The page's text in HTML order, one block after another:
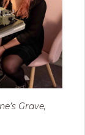
Grave,